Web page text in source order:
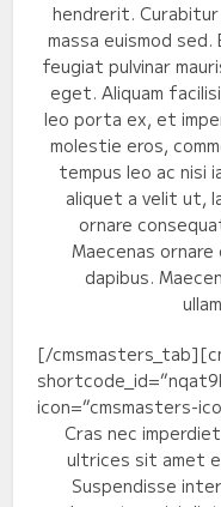
hendrerit.
massa euismod
feugiat pulvinar
eget. Aliquam
leo porta ex, et
molestie eros,
tempus leo ac nisi
aliquet a velit ut,
ornare
Maecenas
dapibus.
[/
icon=”cmsmasters-
Cras nec
ultrices sit amet
Suspendisse